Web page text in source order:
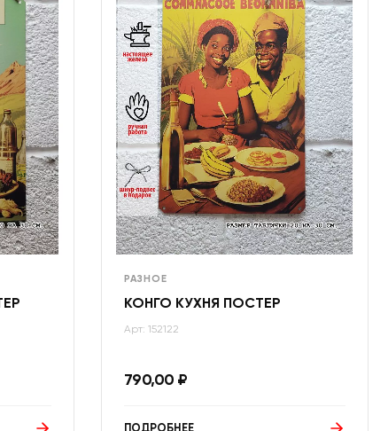
РАЗНОЕ
КОНГО КУХНЯ ПОСТЕР
Арт: 152122
790,00 ₽
ПОДРОБНЕЕ